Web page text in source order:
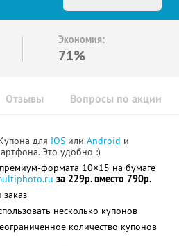
Экономия:
71%
Отзывы Вопросы по акции
для IOS или Android и
Это удобно :)
формата 10×15 на бумаге
за 229р. вместо 790р.
несколько купонов
количество купонов